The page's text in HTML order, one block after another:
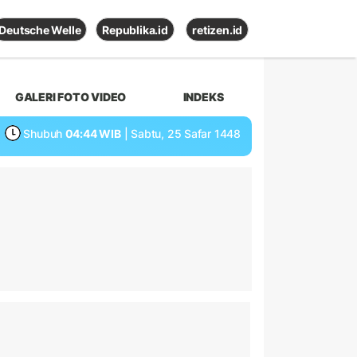
Deutsche Welle Republika.id retizen.id
GALERI FOTO VIDEO INDEKS
Shubuh 04:44 WIB | Sabtu, 25 Safar 1448